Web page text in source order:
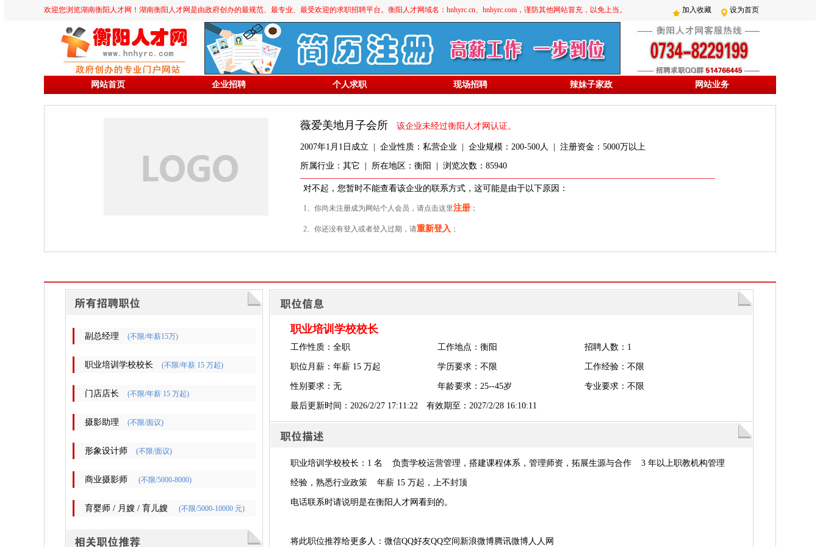
欢迎您浏览湖南衡阳人才网！湖南衡阳人才网是由政府创办的最规范、最专业、最受欢迎的求职招聘平台。衡阳人才网域名：hnhyrc.cn、hnhyrc.com，谨防其他网站冒充，以免上当。 加入收藏 设为首页
网站首页 企业招聘 个人求职 现场招聘 辣妹子家政 网站业务
薇爱美地月子会所该企业未经过衡阳人才网认证。
2007年1月1日成立 | 企业性质：私营企业 | 企业规模：200-500人 | 注册资金：5000万以上
所属行业：其它 | 所在地区：衡阳 | 浏览次数：85940
对不起，您暂时不能查看该企业的联系方式，这可能是由于以下原因：
1、你尚未注册成为网站个人会员，请点击这里注册；
2、你还没有登入或者登入过期，请重新登入 ；
副总经理 (不限/年薪15万)
职业培训学校校长 (不限/年薪 15 万起)
门店店长 (不限/年薪 15 万起)
摄影助理 (不限/面议)
形象设计师 (不限/面议)
商业摄影师 (不限/5000-8000)
育婴师 / 月嫂 / 育儿嫂 (不限/5000-10000 元)
职业培训学校校长
工作性质：全职 工作地点：衡阳 招聘人数：1
职位月薪：年薪 15 万起 学历要求：不限 工作经验：不限
性别要求：无 年龄要求：25--45岁 专业要求：不限
最后更新时间：2026/2/27 17:11:22 有效期至：2027/2/28 16:10:11
职业培训学校校长：1 名 负责学校运营管理，搭建课程体系，管理师资，拓展生源与合作 3 年以上职教机构管理
经验，熟悉行业政策 年薪 15 万起，上不封顶
电话联系时请说明是在衡阳人才网看到的。
将此职位推荐给更多人： 微信QQ好友QQ空间 新浪微博腾讯微博人人网